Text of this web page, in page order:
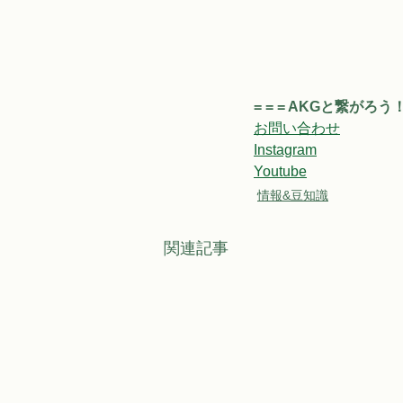
= = = AKGと繋がろう
お問い合わせ
Instagram
Youtube
情報&豆知識
関連記事